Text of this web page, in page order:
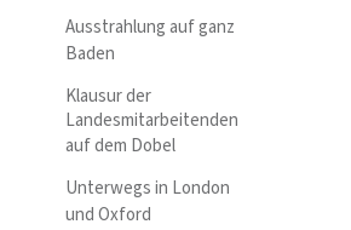
Ausstrahlung auf ganz
Baden
Klausur der
Landesmitarbeitenden
auf dem Dobel
Unterwegs in London
und Oxford